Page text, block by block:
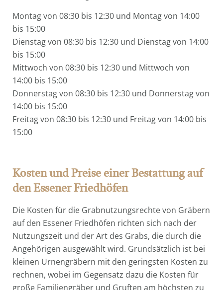
Montag von 08:30 bis 12:30 und Montag von 14:00
bis 15:00
Dienstag von 08:30 bis 12:30 und Dienstag von 14:00
bis 15:00
Mittwoch von 08:30 bis 12:30 und Mittwoch von
14:00 bis 15:00
Donnerstag von 08:30 bis 12:30 und Donnerstag von
14:00 bis 15:00
Freitag von 08:30 bis 12:30 und Freitag von 14:00 bis
15:00
Kosten und Preise einer Bestattung auf
den Essener Friedhöfen
Die Kosten für die Grabnutzungsrechte von Gräbern
auf den Essener Friedhöfen richten sich nach der
Nutzungszeit und der Art des Grabs, die durch die
Angehörigen ausgewählt wird. Grundsätzlich ist bei
kleinen Urnengräbern mit den geringsten Kosten zu
rechnen, wobei im Gegensatz dazu die Kosten für
große Familiengräber und Gruften am höchsten zu